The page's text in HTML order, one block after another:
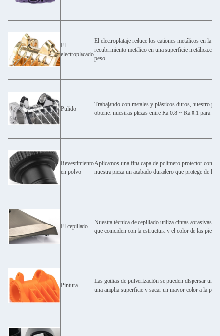
El
electroplacado
El electroplataje reduce los cationes metálicos en la
recubrimiento metálico en una superficie
peso.
Pulido
Trabajando con metales y plásticos duros, nuestro
obtener nuestras piezas entre Ra 0.8 ~ Ra 0.1 para
Revestimiento
en polvo
Aplicamos una fina capa de polímero protector con el
nuestra pieza un acabado duradero que protege de
El cepillado
Nuestra técnica de cepillado utiliza cintas abrasivas
que coinciden con la estructura y el color de las piezas.
Pintura
Las gotitas de pulverización se pueden dispersar
una amplia superficie y sacar un mayor color a la